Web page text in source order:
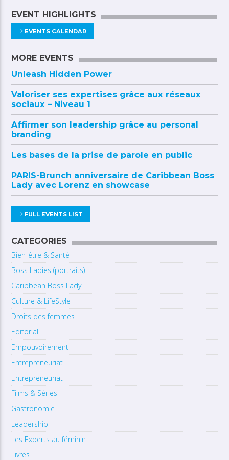
EVENT HIGHLIGHTS
EVENTS CALENDAR
MORE EVENTS
Unleash Hidden Power
Valoriser ses expertises grâce aux réseaux
sociaux – Niveau 1
Affirmer son leadership grâce au personal
branding
Les bases de la prise de parole en public
PARIS-Brunch anniversaire de Caribbean Boss
Lady avec Lorenz en showcase
FULL EVENTS LIST
CATEGORIES
Bien-être & Santé
Boss Ladies (portraits)
Caribbean Boss Lady
Culture & LifeStyle
Droits des femmes
Editorial
Empouvoirement
Entrepreneuriat
Entrepreneuriat
Films & Séries
Gastronomie
Leadership
Les Experts au féminin
Livres